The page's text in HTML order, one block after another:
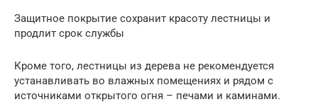
Защитное покрытие сохранит красоту лестницы и
продлит срок службы
Кроме того, лестницы из дерева не рекомендуется
устанавливать во влажных помещениях и рядом с
источниками открытого огня – печами и каминами.